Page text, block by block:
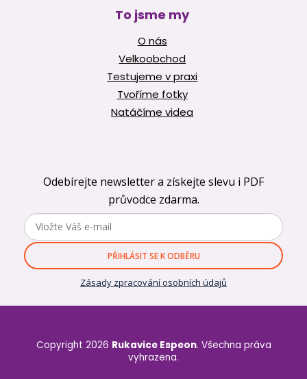
To jsme my
O nás
Velkoobchod
Testujeme v praxi
Tvoříme fotky
Natáčíme videa
Odebírejte newsletter a získejte slevu i PDF
průvodce zdarma.
PŘIHLÁSIT SE K ODBĚRU
Zásady zpracování osobních údajů
Copyright 2026 Rukavice Espeon. Všechna práva
vyhrazena.